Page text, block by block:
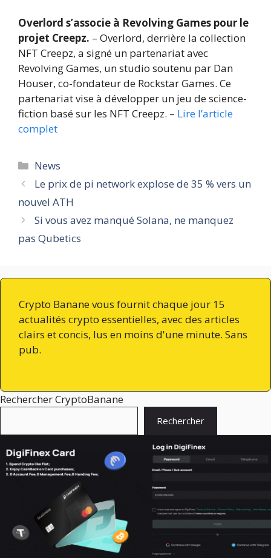
Overlord s’associe à Revolving Games pour le
projet Creepz. – Overlord, derrière la collection
NFT Creepz, a signé un partenariat avec
Revolving Games, un studio soutenu par Dan
Houser, co-fondateur de Rockstar Games. Ce
partenariat vise à développer un jeu de science-
fiction basé sur les NFT Creepz. – Lire l’article
complet
Catégories
News
Le prix de pi network explose de 35 % vers un
nouvel ATH
Si vous avez manqué Solana, ne manquez
pas Qubetics
Crypto Banane vous fournit chaque jour 15
actualités crypto essentielles, avec des articles
clairs et concis, lus en moins d'une minute. Sans
pub.
Rechercher CryptoBanane
Rechercher